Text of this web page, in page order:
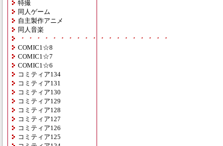
特撮
同人ゲーム
自主製作アニメ
同人音楽
・・・・・・・・・・・・・・・・・・・
COMIC1☆8
COMIC1☆7
COMIC1☆6
コミティア134
コミティア131
コミティア130
コミティア129
コミティア128
コミティア127
コミティア126
コミティア125